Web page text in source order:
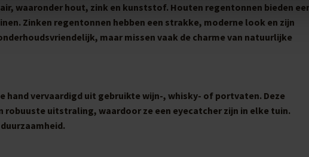
waaronder hout, zink en kunststof. Houten regentonnen bieden
Zinken regentonnen hebben een strakke, moderne look en zijn
maar missen vaak de charme van natuurlijke
hand vervaardigd uit gebruikte wijn-, whisky- of portvaten. Deze
uitstraling, waardoor ze een eyecatcher zijn in elke tuin.